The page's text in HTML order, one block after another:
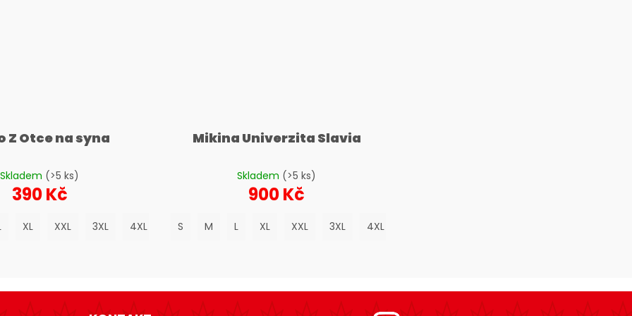
Z Otce na syna
Skladem (>5 ks)
390 Kč
XL XXL 3XL 4XL 5XL
Mikina Univerzita Slavia
Skladem (>5 ks)
900 Kč
S M L XL XXL 3XL 4XL